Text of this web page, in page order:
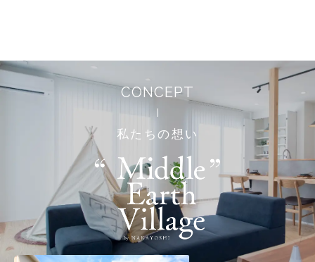
CONCEPT
私たちの想い